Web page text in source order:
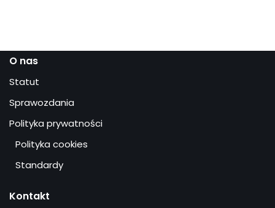
O nas
Statut
Sprawozdania
Polityka prywatności
Polityka cookies
Standardy
Kontakt